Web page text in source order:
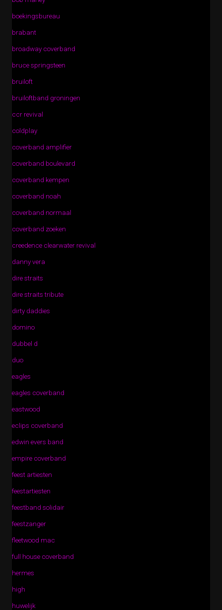
boekingsbureau
brabant
broadway coverband
bruce springsteen
bruiloft
bruiloftband groningen
ccr revival
coldplay
coverband amplifier
coverband boulevard
coverband kempen
coverband noah
coverband normaal
coverband zoeken
creedence clearwater revival
danny vera
dire straits
dire straits tribute
dirty daddies
domino
dubbel d
duo
eagles
eagles coverband
eastwood
eclips coverband
edwin evers band
empire coverband
feest artiesten
feestartiesten
feestband solidair
feestzanger
fleetwood mac
full house coverband
hermes
high
huwelijk